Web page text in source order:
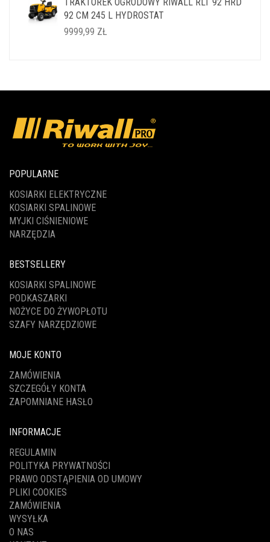
14999,99 ZŁ.11999,99 ZŁ.
92 CM 245 L HYDROSTAT
9999,99 ZŁ
POPULARNE
KOSIARKI ELEKTRYCZNE
KOSIARKI SPALINOWE
MYJKI CIŚNIENIOWE
NARZĘDZIA
BESTSELLERY
KOSIARKI SPALINOWE
PODKASZARKI
NOŻYCE DO ŻYWOPŁOTU
SZAFY NARZĘDZIOWE
MOJE KONTO
ZAMÓWIENIA
SZCZEGÓŁY KONTA
ZAPOMNIANE HASŁO
INFORMACJE
REGULAMIN
POLITYKA PRYWATNOŚCI
PRAWO ODSTĄPIENIA OD UMOWY
PLIKI COOKIES
ZAMÓWIENIA
WYSYŁKA
O NAS